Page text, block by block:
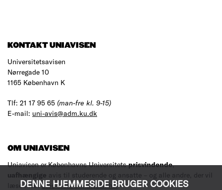
DENNE HJEMMESIDE BRUGER COOKIES
KONTAKT UNIAVISEN
Universitetsavisen
Nørregade 10
1165 København K
Tlf: 21 17 95 65 (man-fre kl. 9-15)
E-mail: uni-avis@adm.ku.dk
OM UNIAVISEN
Uniavisen er Københavns Universitetsprisvindende,
uafhængige avis til studerende og ansatte – og alle andre, der vil
læse med.Læs mere om avisen her.